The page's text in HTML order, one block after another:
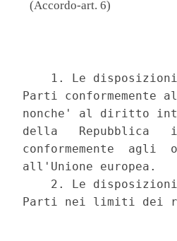
(Accordo-art. 6)
1. Le
Parti
nonche' al diritto
della   Repubblica
conformemente  agli
all'Unione europea.
2. Le
Parti nei limiti dei